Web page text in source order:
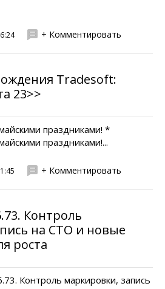
+ Комментировать
Tradesoft:
23>>
праздниками! *
праздниками!...
+ Комментировать
Контроль
на СТО и новые
роста
Контроль маркировки, запись